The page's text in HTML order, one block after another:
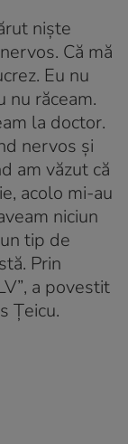
niște
Că mă
Eu nu
nu răceam.
la doctor.
nervos și
am văzut că
acolo mi-au
niciun
tip de
Prin
, a povestit
Țeicu.